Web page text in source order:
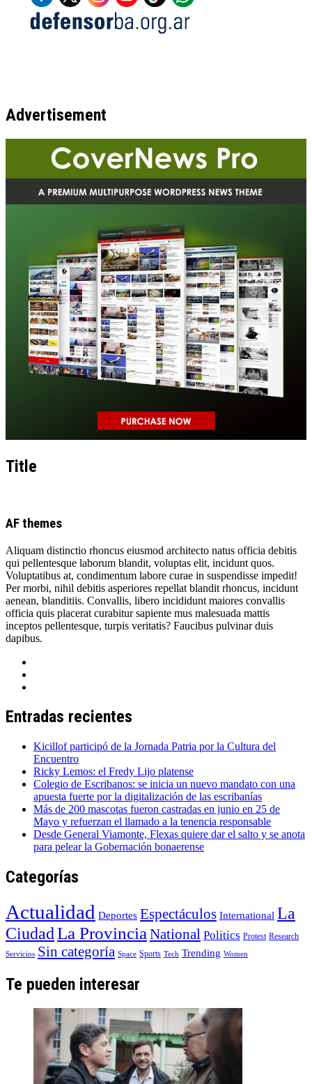
Advertisement
Title
AF themes
Aliquam distinctio rhoncus eiusmod architecto natus officia debitis
qui pellentesque laborum blandit, voluptas elit, incidunt quos.
Voluptatibus at, condimentum labore curae in suspendisse impedit!
Per morbi, nihil debitis asperiores repellat blandit rhoncus, incidunt
aenean, blanditiis. Convallis, libero incididunt maiores convallis
officia quis placerat curabitur sapiente mus malesuada mattis
inceptos pellentesque, turpis veritatis? Faucibus pulvinar duis
dapibus.
Entradas recientes
Kicillof participó de la Jornada Patria por la Cultura del
Encuentro
Ricky Lemos: el Fredy Lijo platense
Colegio de Escribanos: se inicia un nuevo mandato con una
apuesta fuerte por la digitalización de las escribanías
Más de 200 mascotas fueron castradas en junio en 25 de
Mayo y refuerzan el llamado a la tenencia responsable
Desde General Viamonte, Flexas quiere dar el salto y se anota
para pelear la Gobernación bonaerense
Categorías
Actualidad Deportes Espectáculos International La
Ciudad La Provincia National Politics Protest Research
Servicios Sin categoría Space Sports Tech Trending Women
Te pueden interesar